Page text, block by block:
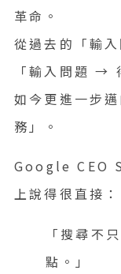
革命。
從過去的「輸
「輸入問題 →
如今更進一步
務」。
Google CEO
上說得很直接：
「搜尋不
點。」